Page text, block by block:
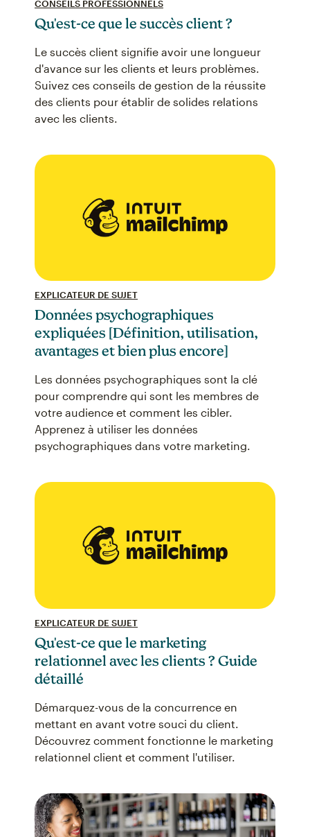
CONSEILS PROFESSIONNELS
Qu'est-ce que le succès client ?
Le succès client signifie avoir une longueur
d'avance sur les clients et leurs problèmes.
Suivez ces conseils de gestion de la réussite
des clients pour établir de solides relations
avec les clients.
EXPLICATEUR DE SUJET
Données psychographiques
expliquées [Définition, utilisation,
avantages et bien plus encore]
Les données psychographiques sont la clé
pour comprendre qui sont les membres de
votre audience et comment les cibler.
Apprenez à utiliser les données
psychographiques dans votre marketing.
EXPLICATEUR DE SUJET
Qu'est-ce que le marketing
relationnel avec les clients ? Guide
détaillé
Démarquez-vous de la concurrence en
mettant en avant votre souci du client.
Découvrez comment fonctionne le marketing
relationnel client et comment l'utiliser.